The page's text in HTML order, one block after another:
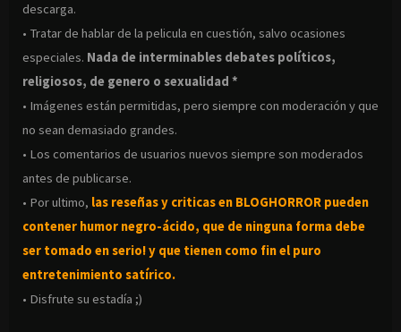
descarga.
• Tratar de hablar de la pelicula en cuestión, salvo ocasiones
especiales. Nada de interminables debates políticos,
religiosos, de genero o sexualidad *
• Imágenes están permitidas, pero siempre con moderación y que
no sean demasiado grandes.
• Los comentarios de usuarios nuevos siempre son moderados
antes de publicarse.
• Por ultimo, las reseñas y criticas en BLOGHORROR pueden
contener humor negro-ácido, que de ninguna forma debe
ser tomado en serio! y que tienen como fin el puro
entretenimiento satírico.
• Disfrute su estadía ;)